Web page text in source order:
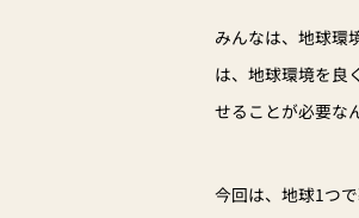
みんなは、地球環
は、地球環境を良
せることが必要な
今回は、地球1つ